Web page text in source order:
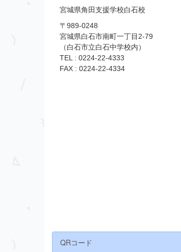
宮城県角田支援学校白石校
〒989-0248
宮城県白石市南町一丁目2-79
（白石市立白石中学校内）
TEL : 0224‐22‐4333
FAX : 0224‐22-4334
QRコード